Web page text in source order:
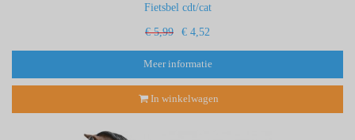
Fietsbel cdt/cat
€ 5,99 € 4,52
Meer informatie
In winkelwagen